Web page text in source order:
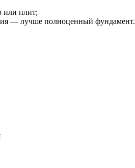
или плит;
— лучше полноценный фундамент.